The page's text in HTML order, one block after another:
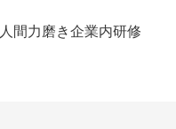
人間力磨き企業内研修